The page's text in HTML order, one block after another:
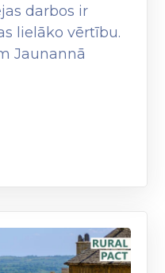
darbos ir
lielāko vērtību.
Jaunannā